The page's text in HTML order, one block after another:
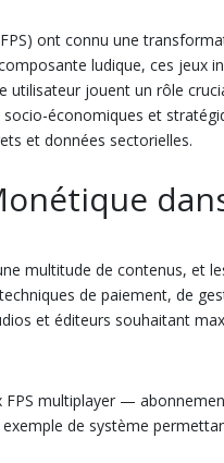
ont connu une
ludique, ces jeux
utilisateur jouent un rôle
économiques et
et données sectorielles.
multitude de contenus, et
de paiement, de
et éditeurs souhaitant
FPS multiplayer —
de système